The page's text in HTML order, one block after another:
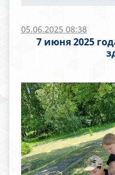
05.06.2025 08:38
7 июня 2025